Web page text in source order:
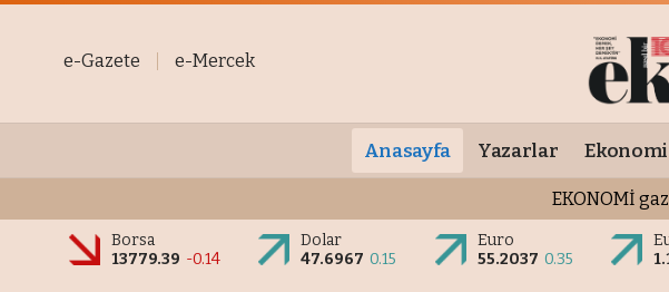
e-Gazete e-Mercek
Anasayfa Yazarlar Ekonomi
EKONOMİ
Borsa
13779.39 -0.14
Dolar
47.6967 0.15
Euro
55.2037 0.35